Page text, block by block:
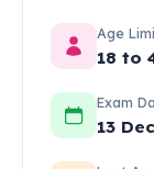
Age
18 to
Exam
13